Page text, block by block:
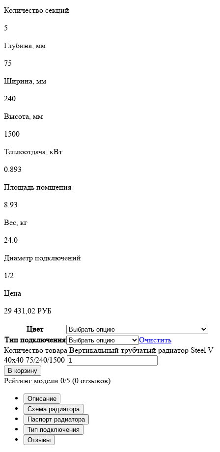
Количество секций
5
Глубина, мм
75
Ширина, мм
240
Высота, мм
1500
Теплоотдача, кВт
0.893
Площадь помщения
8.93
Вес, кг
24.0
Диаметр подключений
1/2
Цена
29 431,02 РУБ
Цвет
Тип подключения
Очистить
Количество товара Вертикальный трубчатый радиатор Steel V
40х40 75/240/1500
В корзину
Рейтинг модели 0/5 (0 отзывов)
Описание
Схема радиатора
Паспорт радиатора
Тип подключения
Отзывы